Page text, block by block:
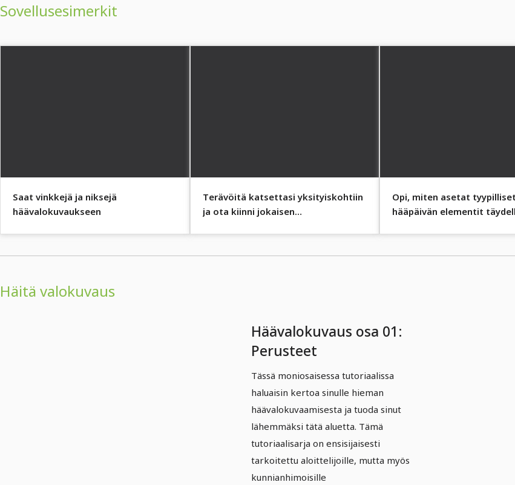
Sovellusesimerkit
Saat vinkkejä ja niksejä
häävalokuvaukseen
Terävöitä katsettasi yksityiskohtiin
ja ota kiinni jokaisen
Opi, miten asetat tyypilliset
hääpäivän elementit
Häitä valokuvaus
Häävalokuvaus osa 01:
Perusteet
Tässä moniosaisessa tutoriaalissa
haluaisin kertoa sinulle hieman
häävalokuvaamisesta ja tuoda sinut
lähemmäksi tätä aluetta. Tämä
tutoriaalisarja on ensisijaisesti
tarkoitettu aloittelijoille, mutta myös
kunnianhimoisille